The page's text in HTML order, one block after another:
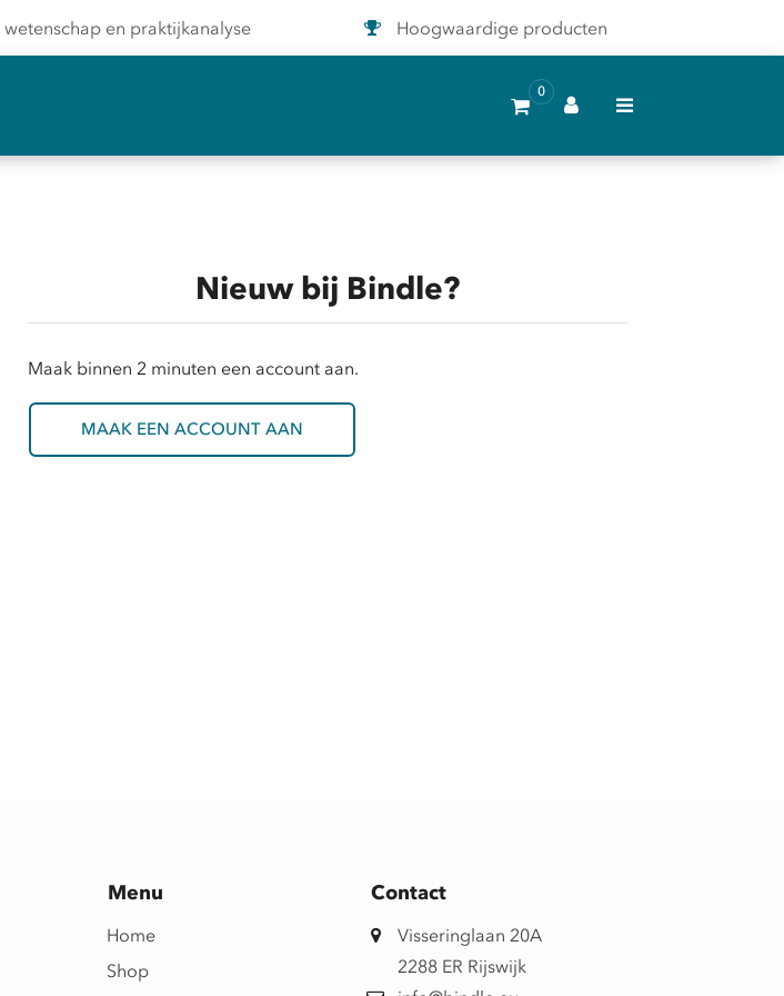
en praktijkanalyse Hoogwaardige producten
0
Nieuw bij Bindle?
Maak binnen 2 minuten een account aan.
MAAK EEN ACCOUNT AAN
Menu
Home
Shop
Contact
Visseringlaan 20A
2288 ER Rijswijk